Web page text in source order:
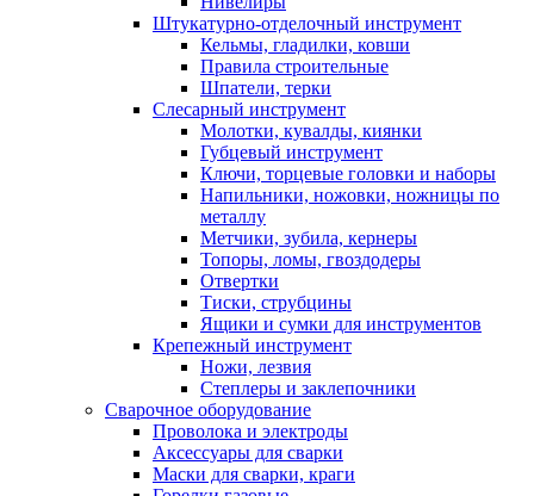
Штукатурно-отделочный инструмент
Кельмы, гладилки, ковши
Правила строительные
Шпатели, терки
Слесарный инструмент
Молотки, кувалды, киянки
Губцевый инструмент
Ключи, торцевые головки и наборы
Напильники, ножовки, ножницы по
металлу
Метчики, зубила, кернеры
Топоры, ломы, гвоздодеры
Отвертки
Тиски, струбцины
Ящики и сумки для инструментов
Крепежный инструмент
Ножи, лезвия
Степлеры и заклепочники
Сварочное оборудование
Проволока и электроды
Аксессуары для сварки
Маски для сварки, краги